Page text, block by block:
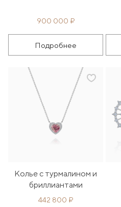
900 000 ₽
Подробнее
442 800 ₽
Колье с турмалином и
бриллиантами